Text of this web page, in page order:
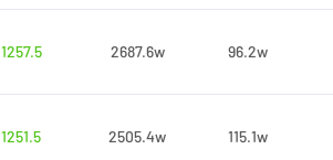
1257.5
2687.6w 96.2w
1251.5
2505.4w 115.1w